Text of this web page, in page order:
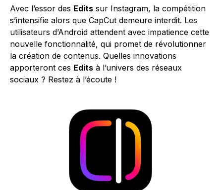
Avec l’essor des Edits sur Instagram, la compétition
s’intensifie alors que CapCut demeure interdit. Les
utilisateurs d’Android attendent avec impatience cette
nouvelle fonctionnalité, qui promet de révolutionner
la création de contenus. Quelles innovations
apporteront ces Edits à l’univers des réseaux
sociaux ? Restez à l’écoute !